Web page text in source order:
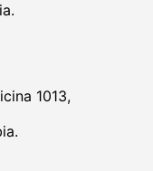
1013,